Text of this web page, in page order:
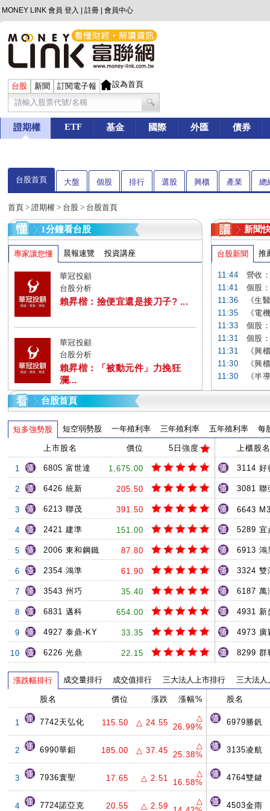
MONEY LINK 會員 登入 註冊 會員中心
台股 新聞 訂閱電子報 設為首頁
證期權 ETF 基金 國際 外匯 債券
台股首頁 大盤 個股 排行 選股 興櫃 產業 總
首頁 > 證期權 > 台股 > 台股首頁
1分鐘看台股
專家讓您懂 晨報速覽 投資講座
華冠投顧
台股分析
賴昇楷：撿便宜還是接刀子? ...
華冠投顧
台股分析
賴昇楷：「被動元件」力挽狂
瀾...
新聞
台股新聞 推
11:44
營收
11:41
個股
11:36
《生
11:35
《電
11:33
個股
11:31
個股
11:31
《興
11:30
《興
11:30
《半
台股首頁
短多強勢股 短空弱勢股 一年殖利率 三年殖利率 五年殖利率 每
上市股名 價位 5日強度
1 6805 富世達 1,675.00
2 6426 統新 205.50
3 6213 聯茂 391.50
4 2421 建準 151.00
5 2006 東和鋼鐵 87.80
6 2354 鴻準 61.90
7 3543 州巧 35.40
8 6831 邁科 654.00
9 4927 泰鼎-KY 33.35
10 6226 光鼎 22.15
上櫃股名
3114 好
3081 聯
6643
5289 宜
6913 鴻
3324 雙
6187 萬
4931 新
4973 廣
8299 群
漲跌幅排行 成交量排行 成交值排行 三大法人上市排行 三大法人
股名 價位 漲跌 漲幅%
1 7742天弘化 115.50 △ 24.55
△
26.99%
2 6990華鉬 185.00 △ 37.45
△
25.38%
3 7936寰聖 17.65 △ 2.51
△
16.58%
4 7724諾亞克 20.55 △ 2.59
△
股名
6979勝釩
3135凌航
4764雙鍵
4503金雨